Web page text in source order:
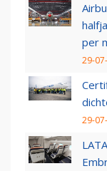
per
29-
29-